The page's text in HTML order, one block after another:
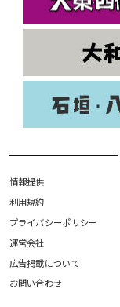
情報提供
利用規約
プライバシーポリシー
運営会社
広告掲載について
お問い合わせ